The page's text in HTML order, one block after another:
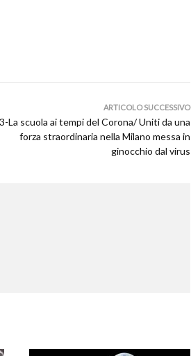
ARTICOLO SUCCESSIVO
3-La scuola ai tempi del Corona/ Uniti da una
forza straordinaria nella Milano messa in
ginocchio dal virus